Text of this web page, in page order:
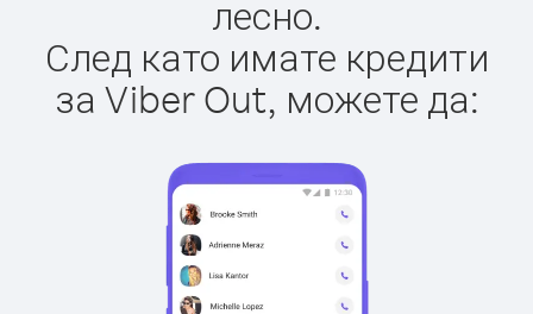
лесно.
След като имате кредити
за Viber Out, можете да: